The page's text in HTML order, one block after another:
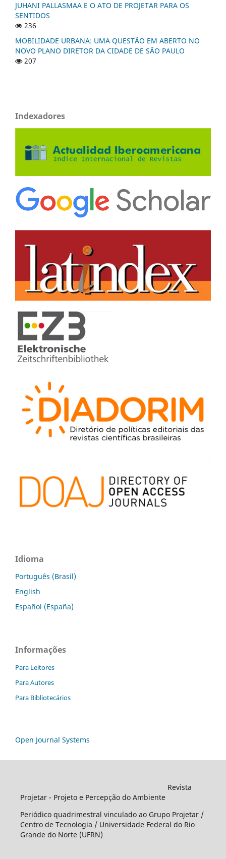
JUHANI PALLASMAA E O ATO DE PROJETAR PARA OS
SENTIDOS
236
MOBILIDADE URBANA: UMA QUESTÃO EM ABERTO NO
NOVO PLANO DIRETOR DA CIDADE DE SÃO PAULO
207
Indexadores
Idioma
Português (Brasil)
English
Español (España)
Informações
Para Leitores
Para Autores
Para Bibliotecários
Open Journal Systems
Revista
Projetar - Projeto e Percepção do Ambiente
Periódico quadrimestral vinculado ao Grupo Projetar /
Centro de Tecnologia / Universidade Federal do Rio
Grande do Norte (UFRN)